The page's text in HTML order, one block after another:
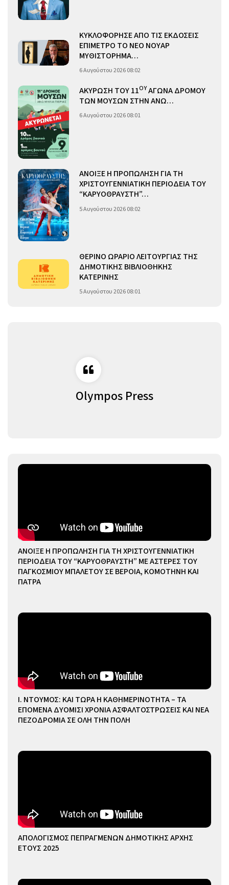
ΚΥΚΛΟΦΟΡΗΣΕ ΑΠΟ ΤΙΣ ΕΚΔΟΣΕΙΣ
ΕΠΙΜΕΤΡΟ ΤΟ ΝΕΟ ΝΟΥΑΡ
ΜΥΘΙΣΤΟΡΗΜΑ…
6 Αυγούστου 2026 08:02
ΑΚΥΡΩΣΗ ΤΟΥ 11ΟΥΑΓΩΝΑ ΔΡΟΜΟΥ
ΤΩΝ ΜΟΥΣΩΝ ΣΤΗΝ ΑΝΩ…
6 Αυγούστου 2026 08:01
ΑΝΟΙΞΕ Η ΠΡΟΠΩΛΗΣΗ ΓΙΑ ΤΗ
ΧΡΙΣΤΟΥΓΕΝΝΙΑΤΙΚΗ ΠΕΡΙΟΔΕΙΑ ΤΟΥ
“ΚΑΡΥΟΘΡΑΥΣΤΗ”…
5 Αυγούστου 2026 08:02
ΘΕΡΙΝΟ ΩΡΑΡΙΟ ΛΕΙΤΟΥΡΓΙΑΣ ΤΗΣ
ΔΗΜΟΤΙΚΗΣ ΒΙΒΛΙΟΘΗΚΗΣ
ΚΑΤΕΡΙΝΗΣ
5 Αυγούστου 2026 08:01
Olympos Press
ΑΝΟΙΞΕ Η ΠΡΟΠΩΛΗΣΗ ΓΙΑ ΤΗ ΧΡΙΣΤΟΥΓΕΝΝΙΑΤΙΚΗ
ΠΕΡΙΟΔΕΙΑ ΤΟΥ “ΚΑΡΥΟΘΡΑΥΣΤΗ” ΜΕ ΑΣΤΕΡΕΣ ΤΟΥ
ΠΑΓΚΟΣΜΙΟΥ ΜΠΑΛΕΤΟΥ ΣΕ ΒΕΡΟΙΑ, ΚΟΜΟΤΗΝΗ ΚΑΙ
ΠΑΤΡΑ
Ι. ΝΤΟΥΜΟΣ: ΚΑΙ ΤΩΡΑ Η ΚΑΘΗΜΕΡΙΝΟΤΗΤΑ – ΤΑ
ΕΠΟΜΕΝΑ ΔΥΟΜΙΣΙ ΧΡΟΝΙΑ ΑΣΦΑΛΤΟΣΤΡΩΣΕΙΣ ΚΑΙ ΝΕΑ
ΠΕΖΟΔΡΟΜΙΑ ΣΕ ΟΛΗ ΤΗΝ ΠΟΛΗ
ΑΠΟΛΟΓΙΣΜΟΣ ΠΕΠΡΑΓΜΕΝΩΝ ΔΗΜΟΤΙΚΗΣ ΑΡΧΗΣ
ΕΤΟΥΣ 2025